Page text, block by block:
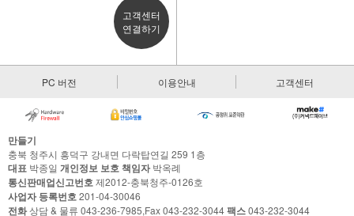
고객센터
연결하기
PC 버전 이용안내 고객센터
만들기
충북 청주시 흥덕구 강내면 다락탑연길 259 1층
대표 박종일 개인정보 보호 책임자박옥례
통신판매업신고번호제2012-충북청주-0126호
사업자 등록번호201-04-30046
전화상담 & 물류 043-236-7985,Fax 043-232-3044팩스043-232-3044